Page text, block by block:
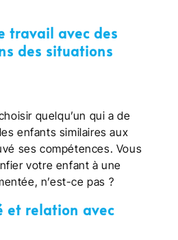
travail avec des
des situations
quelqu’un qui a de
enfants similaires aux
ses compétences. Vous
votre enfant à une
n’est-ce pas ?
et relation avec